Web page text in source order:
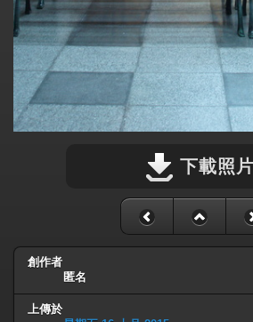
下載照片
創作者
匿名
上傳於